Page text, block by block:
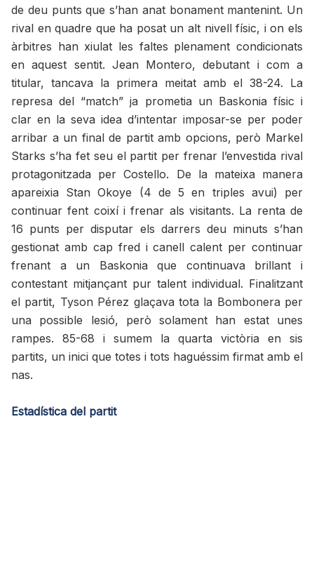
de deu punts que s’han anat bonament mantenint. Un
rival en quadre que ha posat un alt nivell físic, i on els
àrbitres han xiulat les faltes plenament condicionats
en aquest sentit. Jean Montero, debutant i com a
titular, tancava la primera meitat amb el 38-24. La
represa del “match” ja prometia un Baskonia físic i
clar en la seva idea d’intentar imposar-se per poder
arribar a un final de partit amb opcions, però Markel
Starks s’ha fet seu el partit per frenar l’envestida rival
protagonitzada per Costello. De la mateixa manera
apareixia Stan Okoye (4 de 5 en triples avui) per
continuar fent coixí i frenar als visitants. La renta de
16 punts per disputar els darrers deu minuts s’han
gestionat amb cap fred i canell calent per continuar
frenant a un Baskonia que continuava brillant i
contestant mitjançant pur talent individual. Finalitzant
el partit, Tyson Pérez glaçava tota la Bombonera per
una possible lesió, però solament han estat unes
rampes. 85-68 i sumem la quarta victòria en sis
partits, un inici que totes i tots haguéssim firmat amb el
nas.
Estadística del partit